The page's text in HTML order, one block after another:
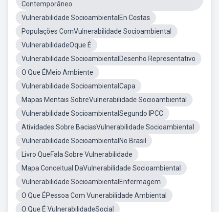
Contemporâneo
Vulnerabilidade SocioambientalEn Costas
Populações ComVulnerabilidade Socioambiental
VulnerabilidadeOque É
Vulnerabilidade SocioambientalDesenho Representativo
O Que ÉMeio Ambiente
Vulnerabilidade SocioambientalCapa
Mapas Mentais SobreVulnerabilidade Socioambiental
Vulnerabilidade SocioambientalSegundo IPCC
Atividades Sobre BaciasVulnerabilidade Socioambiental
Vulnerabilidade SocioambientalNo Brasil
Livro QueFala Sobre Vulnerabilidade
Mapa Conceitual DaVulnerabilidade Socioambiental
Vulnerabilidade SocioambientalEnfermagem
O Que ÉPessoa Com Vunerabilidade Ambiental
O Que É VulnerabilidadeSocial